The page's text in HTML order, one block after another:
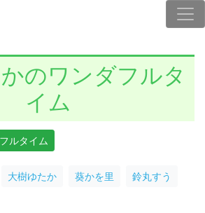
のワンダフルタ
イム
ルタイム
大樹ゆたか 葵かを里 鈴丸すう